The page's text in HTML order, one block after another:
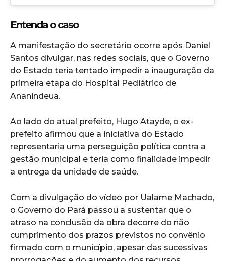
Entenda o caso
A manifestação do secretário ocorre após Daniel
Santos divulgar, nas redes sociais, que o Governo
do Estado teria tentado impedir a inauguração da
primeira etapa do Hospital Pediátrico de
Ananindeua.
Ao lado do atual prefeito, Hugo Atayde, o ex-
prefeito afirmou que a iniciativa do Estado
representaria uma perseguição política contra a
gestão municipal e teria como finalidade impedir
a entrega da unidade de saúde.
Com a divulgação do vídeo por Ualame Machado,
o Governo do Pará passou a sustentar que o
atraso na conclusão da obra decorre do não
cumprimento dos prazos previstos no convênio
firmado com o município, apesar das sucessivas